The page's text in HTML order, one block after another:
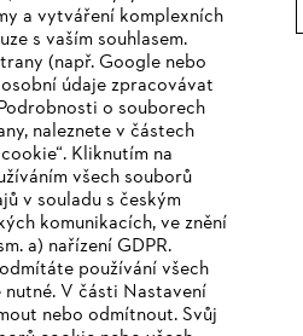
STIHL
a vytváření komplexních
s vaším souhlasem.
(např. Google nebo
údaje zpracovávat
o souborech
naleznete v částech
Kliknutím na
všech souborů
v souladu s českým
komunikacích, ve znění
a) nařízení GDPR.
používání všech
V části Nastavení
nebo odmítnout. Svůj